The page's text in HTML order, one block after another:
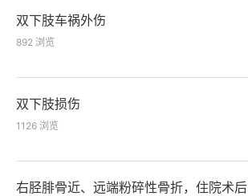
双下肢车祸外伤
892 浏览
双下肢损伤
1126 浏览
右胫腓骨近、远端粉碎性骨折，住院术后